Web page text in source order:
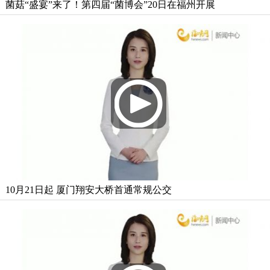
菌菇“盛宴”来了！第四届“菌博会”20日在福州开展
10月21日起 厦门翔安大桥首通常规公交